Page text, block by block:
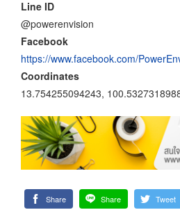
Line ID
@powerenvision
Facebook
https://www.facebook.com/
Coordinates
13.754255094243,
Share Share Tweet